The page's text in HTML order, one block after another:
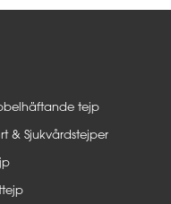
tejp
& Sjukvårdstejper